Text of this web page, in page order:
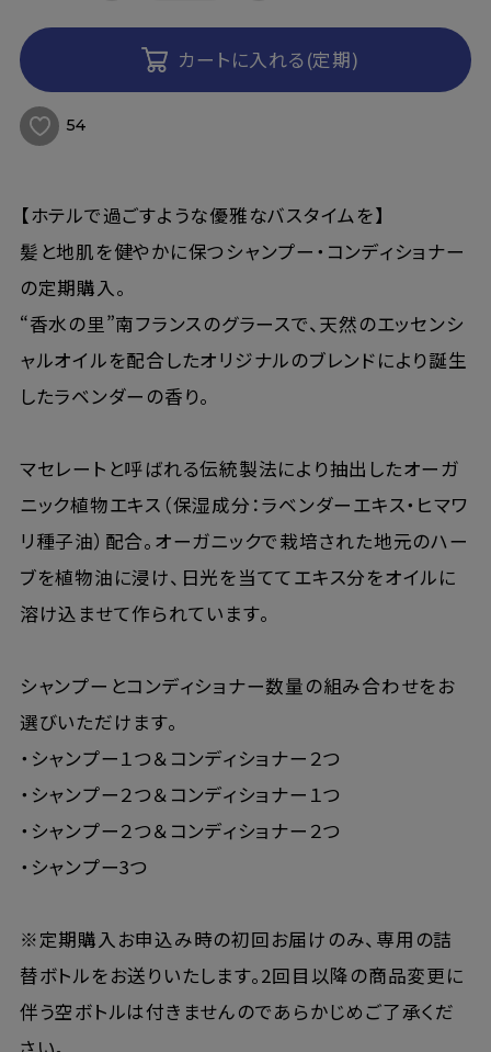
カートに入れる(定期)
54
【ホテルで過ごすような優雅なバスタイムを】
髪と地肌を健やかに保つシャンプー・コンディショナー
の定期購入。
“香水の里”南フランスのグラースで、天然のエッセンシ
ャルオイルを配合したオリジナルのブレンドにより誕生
したラベンダーの香り。
マセレートと呼ばれる伝統製法により抽出したオーガ
ニック植物エキス（保湿成分：ラベンダーエキス・ヒマワ
リ種子油）配合。オーガニックで栽培された地元のハー
ブを植物油に浸け、日光を当ててエキス分をオイルに
溶け込ませて作られています。
シャンプーとコンディショナー数量の組み合わせをお
選びいただけます。
・シャンプー１つ＆コンディショナー２つ
・シャンプー２つ＆コンディショナー１つ
・シャンプー２つ＆コンディショナー２つ
・シャンプー3つ
※定期購入お申込み時の初回お届けのみ、専用の詰
替ボトルをお送りいたします。2回目以降の商品変更に
伴う空ボトルは付きませんのであらかじめご了承くだ